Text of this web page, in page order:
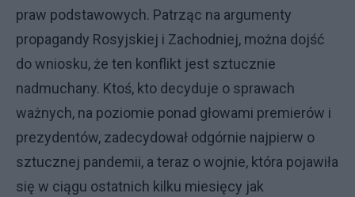
praw podstawowych. Patrząc na argumenty
propagandy Rosyjskiej i Zachodniej, można dojść
do wniosku, że ten konflikt jest sztucznie
nadmuchany. Ktoś, kto decyduje o sprawach
ważnych, na poziomie ponad głowami premierów i
prezydentów, zadecydował odgórnie najpierw o
sztucznej pandemii, a teraz o wojnie, która pojawiła
się w ciągu ostatnich kilku miesięcy jak